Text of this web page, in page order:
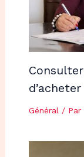
d’acheter
Général/ Par